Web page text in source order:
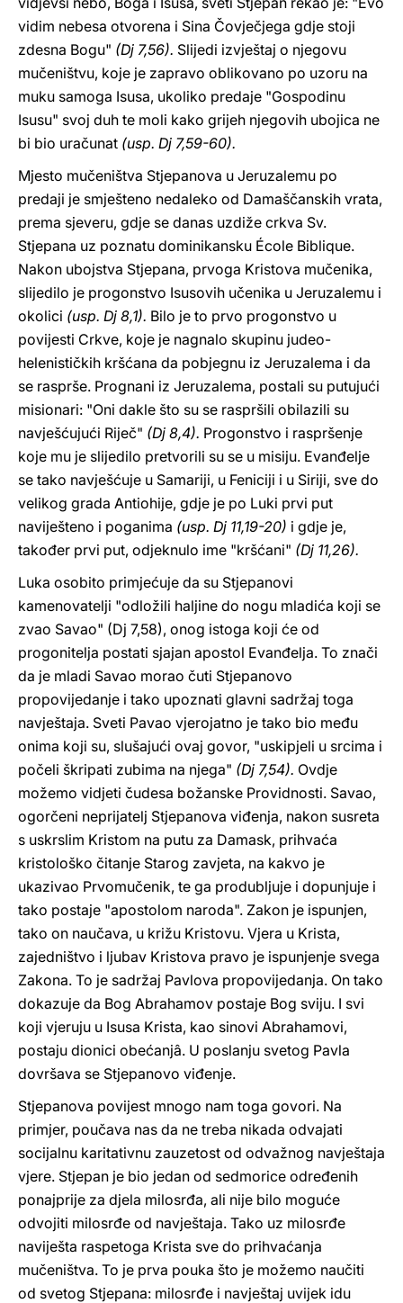
vidim nebesa otvorena i Sina Čovječjega gdje stoji
zdesna Bogu" (Dj 7,56). Slijedi izvještaj o njegovu
mučeništvu, koje je zapravo oblikovano po uzoru na
muku samoga Isusa, ukoliko predaje "Gospodinu
Isusu" svoj duh te moli kako grijeh njegovih ubojica ne
bi bio uračunat (usp. Dj 7,59-60).
Mjesto mučeništva Stjepanova u Jeruzalemu po
predaji je smješteno nedaleko od Damaščanskih vrata,
prema sjeveru, gdje se danas uzdiže crkva Sv.
Stjepana uz poznatu dominikansku École Biblique.
Nakon ubojstva Stjepana, prvoga Kristova mučenika,
slijedilo je progonstvo Isusovih učenika u Jeruzalemu i
okolici (usp. Dj 8,1). Bilo je to prvo progonstvo u
povijesti Crkve, koje je nagnalo skupinu judeo-
helenističkih kršćana da pobjegnu iz Jeruzalema i da
se rasprše. Prognani iz Jeruzalema, postali su putujući
misionari: "Oni dakle što su se raspršili obilazili su
navješćujući Riječ" (Dj 8,4). Progonstvo i raspršenje
koje mu je slijedilo pretvorili su se u misiju. Evanđelje
se tako navješćuje u Samariji, u Feniciji i u Siriji, sve do
velikog grada Antiohije, gdje je po Luki prvi put
naviješteno i poganima (usp. Dj 11,19-20) i gdje je,
također prvi put, odjeknulo ime "kršćani" (Dj 11,26).
Luka osobito primjećuje da su Stjepanovi
kamenovatelji "odložili haljine do nogu mladića koji se
zvao Savao" (Dj 7,58), onog istoga koji će od
progonitelja postati sjajan apostol Evanđelja. To znači
da je mladi Savao morao čuti Stjepanovo
propovijedanje i tako upoznati glavni sadržaj toga
navještaja. Sveti Pavao vjerojatno je tako bio među
onima koji su, slušajući ovaj govor, "uskipjeli u srcima i
počeli škripati zubima na njega" (Dj 7,54). Ovdje
možemo vidjeti čudesa božanske Providnosti. Savao,
ogorčeni neprijatelj Stjepanova viđenja, nakon susreta
s uskrslim Kristom na putu za Damask, prihvaća
kristološko čitanje Starog zavjeta, na kakvo je
ukazivao Prvomučenik, te ga produbljuje i dopunjuje i
tako postaje "apostolom naroda". Zakon je ispunjen,
tako on naučava, u križu Kristovu. Vjera u Krista,
zajedništvo i ljubav Kristova pravo je ispunjenje svega
Zakona. To je sadržaj Pavlova propovijedanja. On tako
dokazuje da Bog Abrahamov postaje Bog sviju. I svi
koji vjeruju u Isusa Krista, kao sinovi Abrahamovi,
postaju dionici obećanjâ. U poslanju svetog Pavla
dovršava se Stjepanovo viđenje.
Stjepanova povijest mnogo nam toga govori. Na
primjer, poučava nas da ne treba nikada odvajati
socijalnu karitativnu zauzetost od odvažnog navještaja
vjere. Stjepan je bio jedan od sedmorice određenih
ponajprije za djela milosrđa, ali nije bilo moguće
odvojiti milosrđe od navještaja. Tako uz milosrđe
naviješta raspetoga Krista sve do prihvaćanja
mučeništva. To je prva pouka što je možemo naučiti
od svetog Stjepana: milosrđe i navještaj uvijek idu